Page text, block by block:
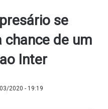
se
chance de um
Inter
2020 - 19:19